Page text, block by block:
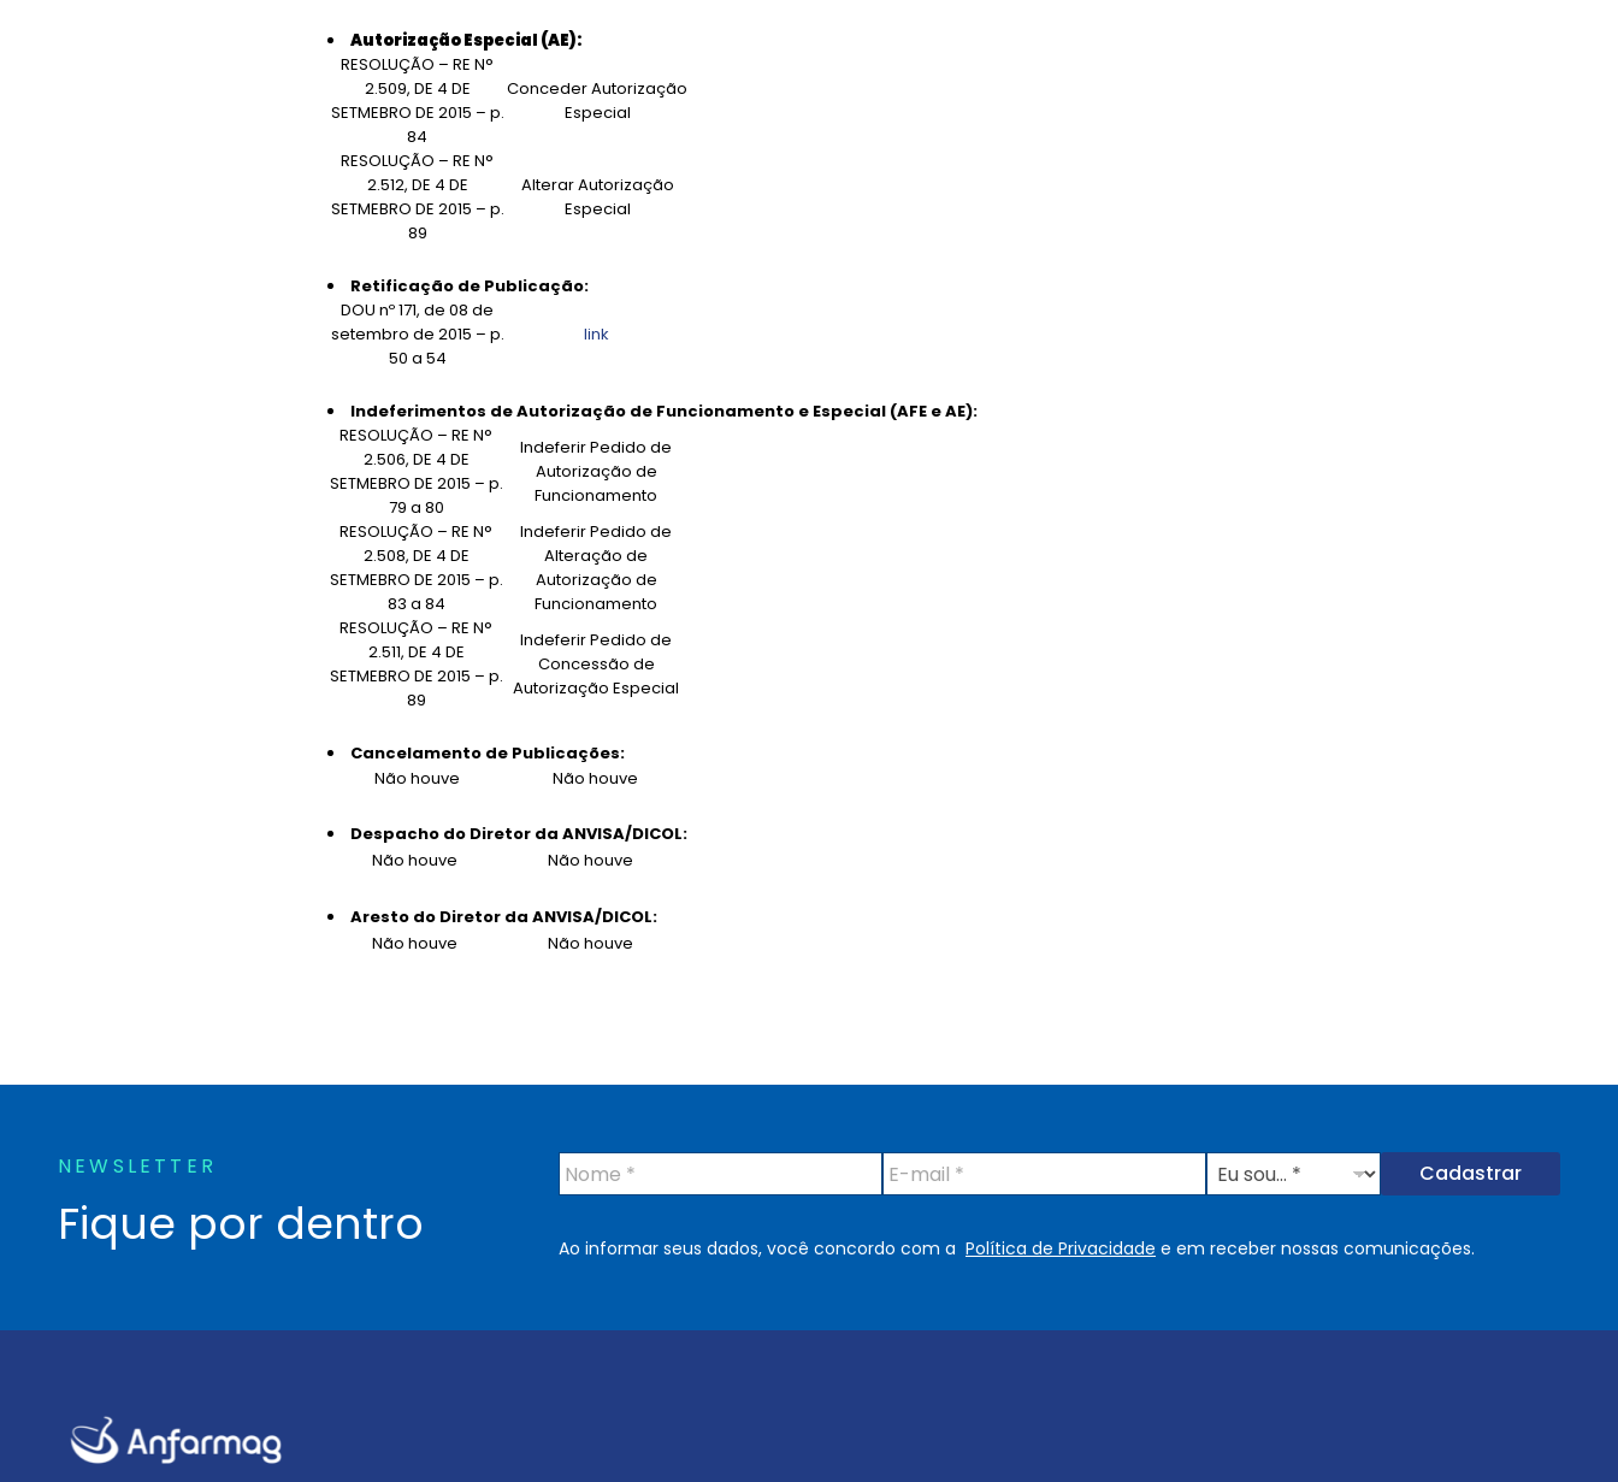
Autorização Especial (AE):
RESOLUÇÃO – RE N°
2.509, DE 4 DE
SETMEBRO DE 2015 – p.
84
Conceder Autorização
Especial
RESOLUÇÃO – RE N°
2.512, DE 4 DE
SETMEBRO DE 2015 – p.
89
Alterar Autorização
Especial
Retificação de Publicação:
DOU nº 171, de 08 de
setembro de 2015 – p.
50 a 54
link
Indeferimentos de Autorização de Funcionamento e Especial (AFE e AE):
RESOLUÇÃO – RE N°
2.506, DE 4 DE
SETMEBRO DE 2015 – p.
79 a 80
Indeferir Pedido de
Autorização de
Funcionamento
RESOLUÇÃO – RE N°
2.508, DE 4 DE
SETMEBRO DE 2015 – p.
83 a 84
Indeferir Pedido de
Alteração de
Autorização de
Funcionamento
RESOLUÇÃO – RE N°
2.511, DE 4 DE
SETMEBRO DE 2015 – p.
89
Indeferir Pedido de
Concessão de
Autorização Especial
Cancelamento de Publicações:
Não houve
Não houve
Despacho do Diretor da ANVISA/DICOL:
Não houve
Não houve
Aresto do Diretor da ANVISA/DICOL:
Não houve
Não houve
NEWSLETTER
Fique por dentro
N
o
*
E
-
i
E
u
u
Cadastrar
Ao informar seus dados, você concordo com a Política de Privacidade e em receber nossas comunicações.